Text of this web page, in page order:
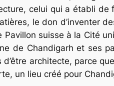
celui qui a établi
le don d’inventer
Pavillon suisse à la Cité
de Chandigarh et ses
d’être architecte, parce
un lieu créé pour